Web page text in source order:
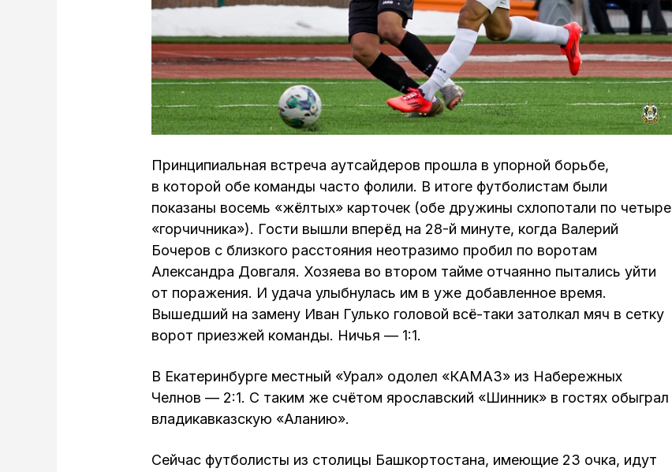
Принципиальная встреча аутсайдеров прошла в упорной борьбе,
в которой обе команды часто фолили. В итоге футболистам были
показаны восемь «жёлтых» карточек (обе дружины схлопотали по четыре
«горчичника»). Гости вышли вперёд на 28-й минуте, когда Валерий
Бочеров с близкого расстояния неотразимо пробил по воротам
Александра Довгаля. Хозяева во втором тайме отчаянно пытались уйти
от поражения. И удача улыбнулась им в уже добавленное время.
Вышедший на замену Иван Гулько головой всё-таки затолкал мяч в сетку
ворот приезжей команды. Ничья — 1:1.
В Екатеринбурге местный «Урал» одолел «КАМАЗ» из Набережных
Челнов — 2:1. С таким же счётом ярославский «Шинник» в гостях обыграл
владикавказскую «Аланию».
Сейчас футболисты из столицы Башкортостана, имеющие 23 очка, идут